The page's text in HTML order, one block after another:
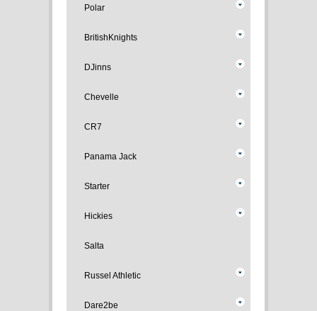
Polar
BritishKnights
DJinns
Chevelle
CR7
Panama Jack
Starter
Hickies
Salta
Russel Athletic
Dare2be